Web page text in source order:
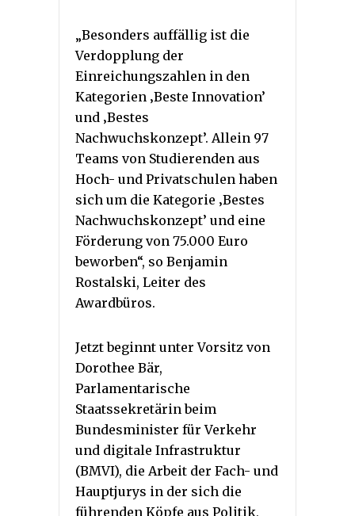
„Besonders auffällig ist die
Verdopplung der
Einreichungszahlen in den
Kategorien ‚Beste Innovation’
und ‚Bestes
Nachwuchskonzept’. Allein 97
Teams von Studierenden aus
Hoch- und Privatschulen haben
sich um die Kategorie ‚Bestes
Nachwuchskonzept’ und eine
Förderung von 75.000 Euro
beworben“, so Benjamin
Rostalski, Leiter des
Awardbüros.
Jetzt beginnt unter Vorsitz von
Dorothee Bär,
Parlamentarische
Staatssekretärin beim
Bundesminister für Verkehr
und digitale Infrastruktur
(BMVI), die Arbeit der Fach- und
Hauptjurys in der sich die
führenden Köpfe aus Politik,